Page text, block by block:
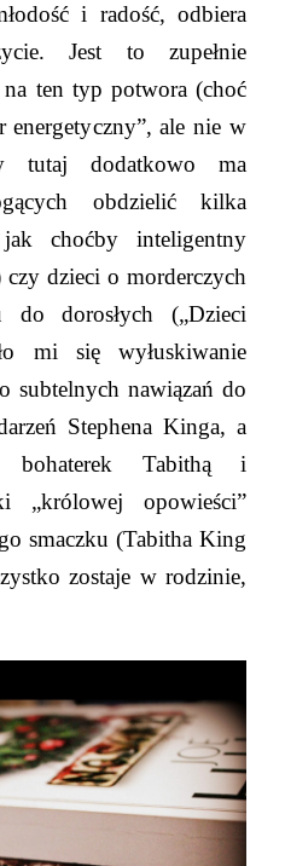
i radość, odbiera
Jest to zupełnie
ten typ potwora (choć
energetyczny”, ale nie w
tutaj dodatkowo ma
obdzielić kilka
choćby inteligentny
czy dzieci o morderczych
do dorosłych („Dzieci
mi się wyłuskiwanie
subtelnych nawiązań do
Stephena Kinga, a
bohaterek Tabithą i
„królowej opowieści”
smaczku (Tabitha King
zostaje w rodzinie,